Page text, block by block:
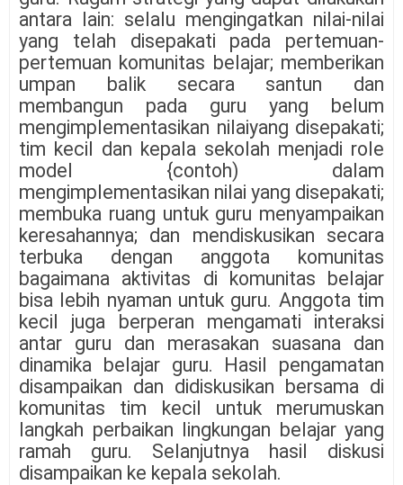
antara lain: selalu mengingatkan nilai-nilai
yang telah disepakati pada pertemuan-
pertemuan komunitas belajar; memberikan
umpan balik secara santun dan
membangun pada guru yang belum
mengimplementasikan nilaiyang disepakati;
tim kecil dan kepala sekolah menjadi role
model {contoh) dalam
mengimplementasikan nilai yang disepakati;
membuka ruang untuk guru menyampaikan
keresahannya; dan mendiskusikan secara
terbuka dengan anggota komunitas
bagaimana aktivitas di komunitas belajar
bisa lebih nyaman untuk guru. Anggota tim
kecil juga berperan mengamati interaksi
antar guru dan merasakan suasana dan
dinamika belajar guru. Hasil pengamatan
disampaikan dan didiskusikan bersama di
komunitas tim kecil untuk merumuskan
langkah perbaikan lingkungan belajar yang
ramah guru. Selanjutnya hasil diskusi
disampaikan ke kepala sekolah.